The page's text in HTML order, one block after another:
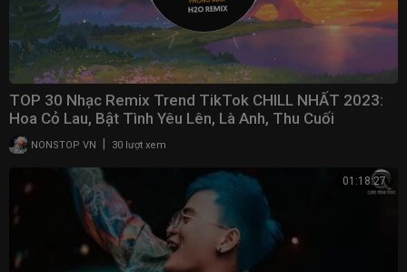
TOP 30 Nhạc Remix Trend TikTok CHILL NHẤT 2023:
Hoa Cỏ Lau, Bật Tình Yêu Lên, Là Anh, Thu Cuối
NONSTOP VN 30 lượt xem
01:18:27